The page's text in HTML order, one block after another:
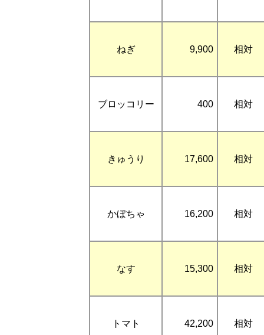
ねぎ 9,900 相対
ブロッコリー 400 相対
きゅうり 17,600 相対
かぼちゃ 16,200 相対
なす 15,300 相対
トマト 42,200 相対